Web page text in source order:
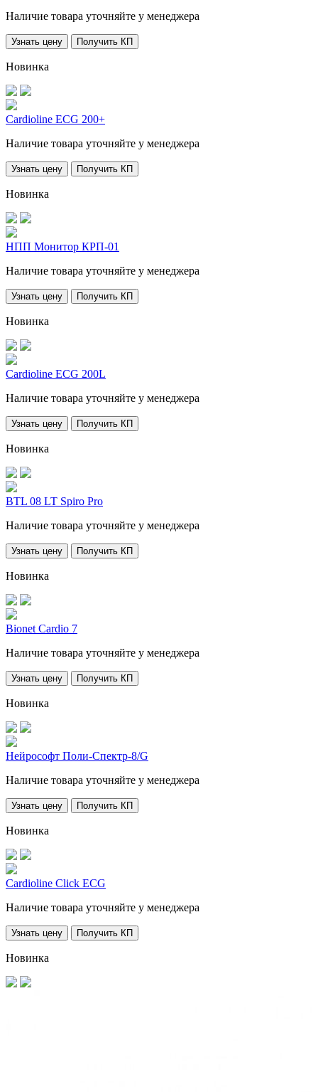
Наличие товара уточняйте у менеджера
Узнать цену Получить КП
Новинка
Cardioline ECG 200+
Наличие товара уточняйте у менеджера
Узнать цену Получить КП
Новинка
НПП Монитор КРП-01
Наличие товара уточняйте у менеджера
Узнать цену Получить КП
Новинка
Cardioline ECG 200L
Наличие товара уточняйте у менеджера
Узнать цену Получить КП
Новинка
BTL 08 LT Spiro Pro
Наличие товара уточняйте у менеджера
Узнать цену Получить КП
Новинка
Bionet Cardio 7
Наличие товара уточняйте у менеджера
Узнать цену Получить КП
Новинка
Нейрософт Поли-Спектр-8/G
Наличие товара уточняйте у менеджера
Узнать цену Получить КП
Новинка
Cardioline Click ECG
Наличие товара уточняйте у менеджера
Узнать цену Получить КП
Новинка